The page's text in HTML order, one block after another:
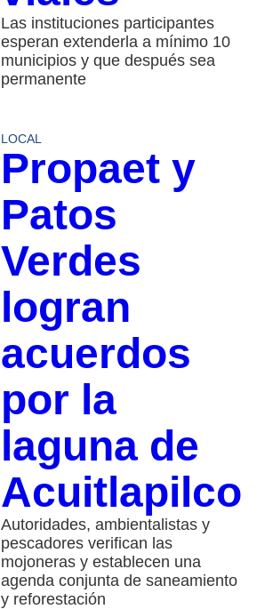
Las instituciones participantes
esperan extenderla a mínimo 10
municipios y que después sea
permanente
LOCAL
Propaet y
Patos
Verdes
logran
acuerdos
por la
laguna de
Acuitlapilco
Autoridades, ambientalistas y
pescadores verifican las
mojoneras y establecen una
agenda conjunta de saneamiento
y reforestación